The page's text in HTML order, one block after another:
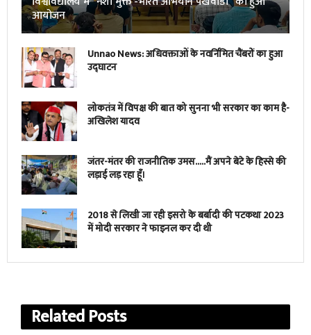
आयोजन
Unnao News: अधिवक्ताओं के नवर्निमित चैंबरों का हुआ
उद्घाटन
लोकतंत्र में विपक्ष की बात को सुनना भी सरकार का काम है-
अखिलेश यादव
जंतर-मंतर की राजनीतिक उमस…..मैं अपने बेटे के हिस्से की
लड़ाई लड़ रहा हूँ।
2018 से लिखी जा रही इसरो के बर्बादी की पटकथा 2023
में मोदी सरकार ने फाइनल कर दी थी
RelatedPosts